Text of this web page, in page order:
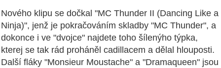
Nového klipu se dočkal "MC Thunder II (Dancing Like a
Ninja)", jenž je pokračováním skladby "MC Thunder", a
dokonce i ve "dvojce" najdete toho šílenýho týpka,
kterej se tak rád proháněl cadillacem a dělal hlouposti.
Další fláky "Monsieur Moustache" a "Dramaqueen" jsou